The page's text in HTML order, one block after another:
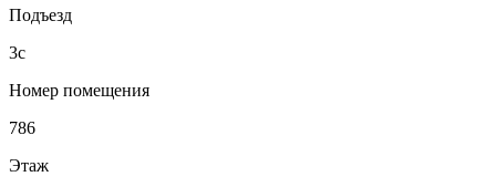
Подъезд
3с
Номер помещения
786
Этаж